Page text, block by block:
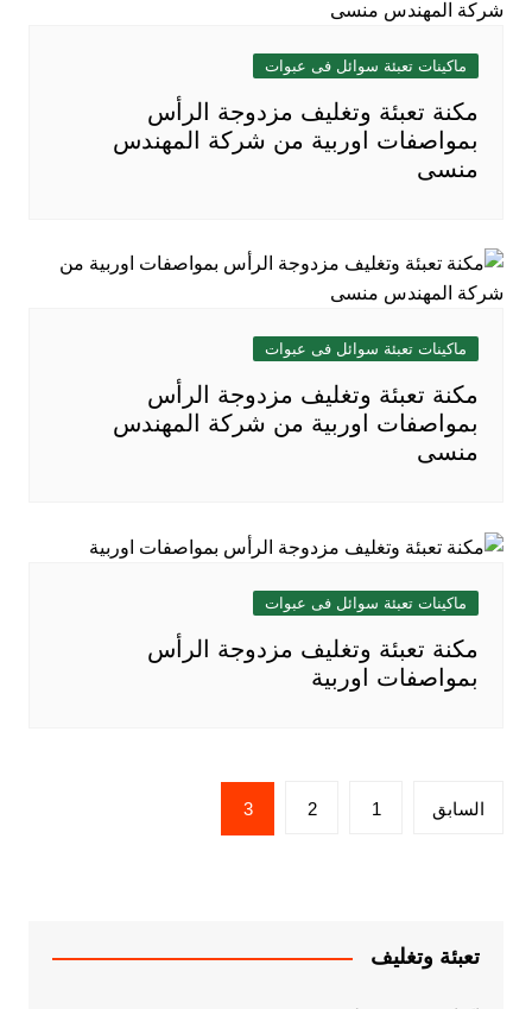
ماكينات تعبئة سوائل فى عبوات
مكنة تعبئة وتغليف مزدوجة الرأس
بمواصفات اوربية من شركة المهندس
منسى
ماكينات تعبئة سوائل فى عبوات
مكنة تعبئة وتغليف مزدوجة الرأس
بمواصفات اوربية من شركة المهندس
منسى
ماكينات تعبئة سوائل فى عبوات
مكنة تعبئة وتغليف مزدوجة الرأس
بمواصفات اوربية
تعدد
السابق 1
2
3
تعبئة وتغليف